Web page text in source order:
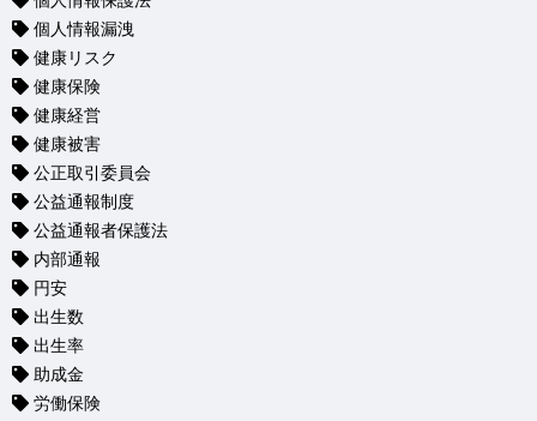
個人情報漏洩
健康リスク
健康保険
健康経営
健康被害
公正取引委員会
公益通報制度
公益通報者保護法
内部通報
円安
出生数
出生率
助成金
労働保険